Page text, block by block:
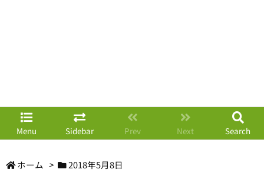
Menu Sidebar Prev Next Search
ホーム > 2018年5月8日